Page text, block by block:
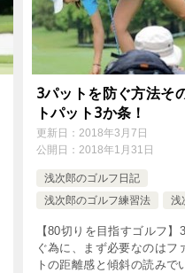
3パットを防ぐ方法そ
トパット3か条！
更新日： 2018年3月7日
公開日： 2018年1月31日
浅次郎のゴルフ日記
浅次郎のゴルフ練習法
浅
【80切りを目指すゴルフ】
ぐ為に、まず必要なのはフ
トの距離感と傾斜の読みで